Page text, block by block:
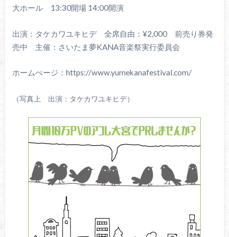
大ホール 13:30開場 14:00開演
出演：タケカワユキヒデ 全席自由：¥2,000 前売り券発
売中 主催：さいたま夢KANA音楽祭実行委員会
ホームぺージ：https://www.yumekanafestival.com/
（写真上 出演：タケカワユキヒデ）